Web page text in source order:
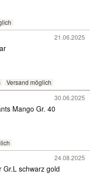
21.06.2025
Versand möglich
30.06.2025
Mango Gr. 40
24.08.2025
Calvin Klein Bustier Gr.L schwarz gold